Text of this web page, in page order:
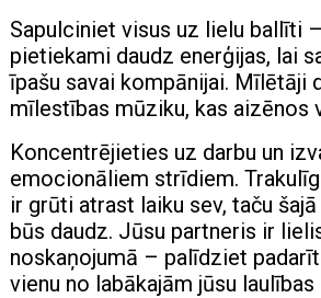
Sapulciniet visus uz lielu ballīti
pietiekami daudz enerģijas, lai
īpašu savai kompānijai. Mīlētāji
mīlestības mūziku, kas aizēnos
Koncentrējieties uz darbu un
emocionāliem strīdiem.
ir grūti atrast laiku sev, taču
būs daudz. Jūsu partneris ir
noskaņojumā – palīdziet
vienu no labākajām jūsu laulības